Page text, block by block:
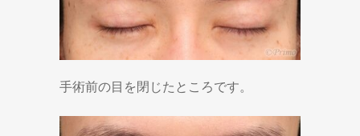
手術前の目を閉じたところです。